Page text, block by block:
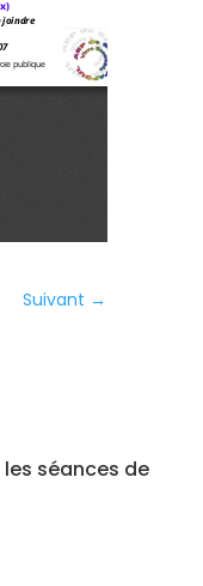
Suivant →
les séances de